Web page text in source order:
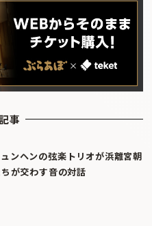
事
ンヘンの弦楽トリオが浜離宮朝
ちが交わす音の対話